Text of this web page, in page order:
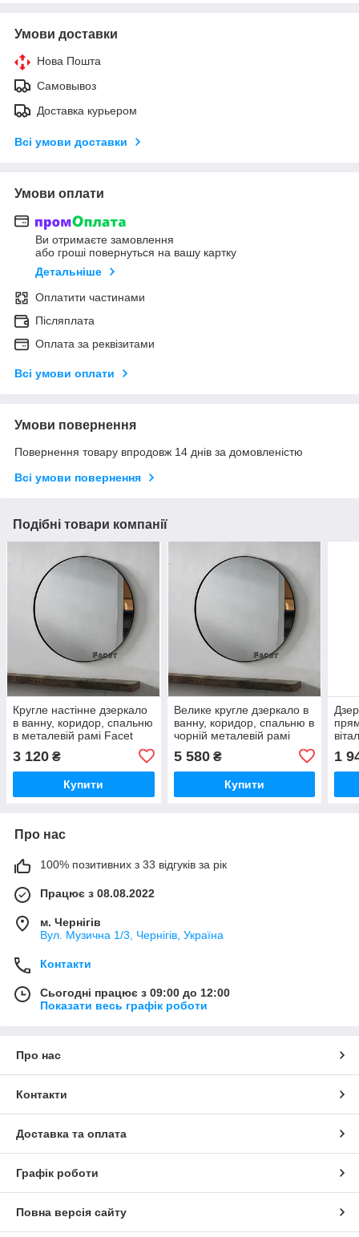
Умови доставки
Нова Пошта
Самовывоз
Доставка курьером
Всі умови доставки
Умови оплати
Ви отримаєте замовлення
або гроші повернуться на вашу картку
Детальніше
Оплатити частинами
Післяплата
Оплата за реквізитами
Всі умови оплати
Умови повернення
Повернення товару впродовж 14 днів за домовленістю
Всі умови повернення
Подібні товари компанії
Кругле настінне дзеркало
в ванну, коридор, спальню
в металевій рамі Facet
3 120 ₴
Купити
Велике кругле дзеркало в
ванну, коридор, спальню в
чорній металевій рамі
Facet 3100 діаметром 100
см.
5 580₴
Купити
1
Про нас
100% позитивних з 33 відгуків за рік
Працює з 08.08.2022
м. Чернігів
Вул. Музична 1/3, Чернігів, Україна
Контакти
Сьогодні працює з 09:00 до 12:00
Показати весь графік роботи
Про нас
Контакти
Доставка та оплата
Графік роботи
Повна версія сайту